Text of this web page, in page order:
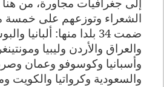
الشعراء وتوزعهم على
ضمت 34 بلدا منها: ألبانيا
والعراق والأردن وليبيا
وأسبانيا وكوسوفو وعمان
والسعودية وكرواتيا والكويت